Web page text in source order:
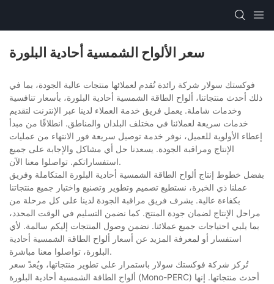
سعر الألواح الشمسية أحادية البلورة
فوكستك سولار شركة رائدة تُقدم لعملائها منتجات عالية الجودة، بما في
ذلك أحدث منتجاتنا، ألواح الطاقة الشمسية أحادية البلورة، بأسعار تنافسية
وخدمات شاملة. يعمل فريق خدمة العملاء لدينا عبر الإنترنت لتقديم
خدمات سريعة لعملائنا في مختلف البلدان والمناطق. انطلاقًا من مبدأ
إعطاء الأولوية للعميل، نوفر خدمة توصيل سريعة فور الانتهاء من عمليات
الإنتاج ومراقبة الجودة. يسعدنا حل أي مشاكل والإجابة على جميع
استفساراتكم. تواصلوا معنا الآن.
بفضل خطوط إنتاج ألواح الطاقة الشمسية أحادية البلورة المتكاملة وفريق
عملنا ذي الخبرة، نستطيع تصميم وتطوير وتصنيع واختبار جميع منتجاتنا
بكفاءة عالية. يشرف فريق مراقبة الجودة لدينا على كل مرحلة من
مراحل الإنتاج لضمان جودة المنتج. كما نضمن التسليم في الوقت المحدد،
بما يلبي احتياجات جميع عملائنا. نضمن وصول المنتجات إليكم سالمة. لأي
استفسار أو لمعرفة المزيد عن أسعار ألواح الطاقة الشمسية أحادية
البلورة، تواصلوا معنا مباشرة.
تُركز شركة فوكستك سولار باستمرار على تطوير منتجاتها، ويُعدّ سعر
ألواح الطاقة الشمسية أحادية البلورة (Mono-PERC) أحدث منتجاتها. إنها